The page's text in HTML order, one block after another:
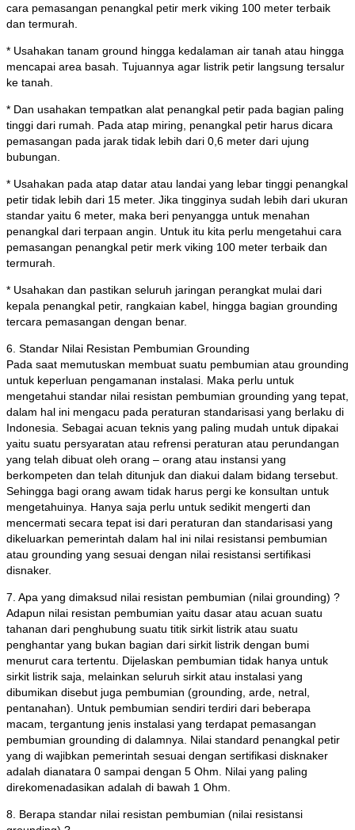
cara pemasangan penangkal petir merk viking 100 meter terbaik
dan termurah.
* Usahakan tanam ground hingga kedalaman air tanah atau hingga
mencapai area basah. Tujuannya agar listrik petir langsung tersalur
ke tanah.
* Dan usahakan tempatkan alat penangkal petir pada bagian paling
tinggi dari rumah. Pada atap miring, penangkal petir harus dicara
pemasangan pada jarak tidak lebih dari 0,6 meter dari ujung
bubungan.
* Usahakan pada atap datar atau landai yang lebar tinggi penangkal
petir tidak lebih dari 15 meter. Jika tingginya sudah lebih dari ukuran
standar yaitu 6 meter, maka beri penyangga untuk menahan
penangkal dari terpaan angin. Untuk itu kita perlu mengetahui cara
pemasangan penangkal petir merk viking 100 meter terbaik dan
termurah.
* Usahakan dan pastikan seluruh jaringan perangkat mulai dari
kepala penangkal petir, rangkaian kabel, hingga bagian grounding
tercara pemasangan dengan benar.
6. Standar Nilai Resistan Pembumian Grounding
Pada saat memutuskan membuat suatu pembumian atau grounding
untuk keperluan pengamanan instalasi. Maka perlu untuk
mengetahui standar nilai resistan pembumian grounding yang tepat,
dalam hal ini mengacu pada peraturan standarisasi yang berlaku di
Indonesia. Sebagai acuan teknis yang paling mudah untuk dipakai
yaitu suatu persyaratan atau refrensi peraturan atau perundangan
yang telah dibuat oleh orang – orang atau instansi yang
berkompeten dan telah ditunjuk dan diakui dalam bidang tersebut.
Sehingga bagi orang awam tidak harus pergi ke konsultan untuk
mengetahuinya. Hanya saja perlu untuk sedikit mengerti dan
mencermati secara tepat isi dari peraturan dan standarisasi yang
dikeluarkan pemerintah dalam hal ini nilai resistansi pembumian
atau grounding yang sesuai dengan nilai resistansi sertifikasi
disnaker.
7. Apa yang dimaksud nilai resistan pembumian (nilai grounding) ?
Adapun nilai resistan pembumian yaitu dasar atau acuan suatu
tahanan dari penghubung suatu titik sirkit listrik atau suatu
penghantar yang bukan bagian dari sirkit listrik dengan bumi
menurut cara tertentu. Dijelaskan pembumian tidak hanya untuk
sirkit listrik saja, melainkan seluruh sirkit atau instalasi yang
dibumikan disebut juga pembumian (grounding, arde, netral,
pentanahan). Untuk pembumian sendiri terdiri dari beberapa
macam, tergantung jenis instalasi yang terdapat pemasangan
pembumian grounding di dalamnya. Nilai standard penangkal petir
yang di wajibkan pemerintah sesuai dengan sertifikasi disknaker
adalah dianatara 0 sampai dengan 5 Ohm. Nilai yang paling
direkomenadasikan adalah di bawah 1 Ohm.
8. Berapa standar nilai resistan pembumian (nilai resistansi